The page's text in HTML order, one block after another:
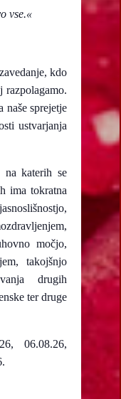
vse.«
kdo
razpolagamo.
naše sprejetje
ustvarjanja
na katerih se
ima tokratna
močjo,
takojšnjo
drugih
ter druge
06.08.26,